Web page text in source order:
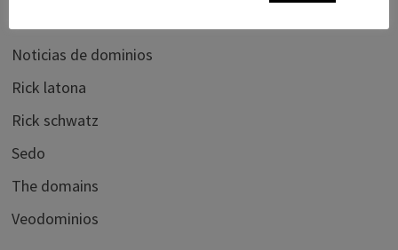
Noticias de dominios
Rick latona
Rick schwatz
Sedo
The domains
Veodominios